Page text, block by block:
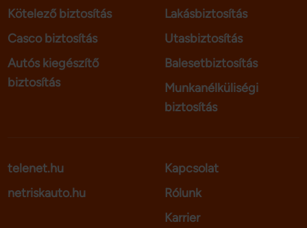
Kötelező biztosítás
Casco biztosítás
Autós kiegészítő
biztosítás
Lakásbiztosítás
Utasbiztosítás
Balesetbiztosítás
Munkanélküliségi
biztosítás
telenet.hu
netriskauto.hu
Kapcsolat
Rólunk
Karrier